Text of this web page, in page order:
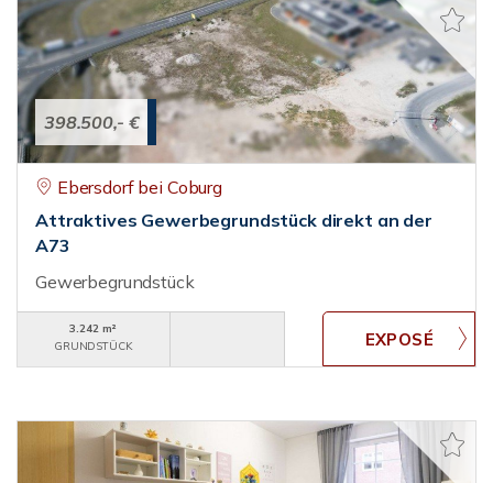
398.500,- €
Ebersdorf bei Coburg
Attraktives Gewerbegrundstück direkt an der
A73
Gewerbegrundstück
3.242 m²
GRUNDSTÜCK